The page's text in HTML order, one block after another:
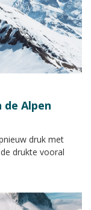
Alpen
druk met
drukte vooral